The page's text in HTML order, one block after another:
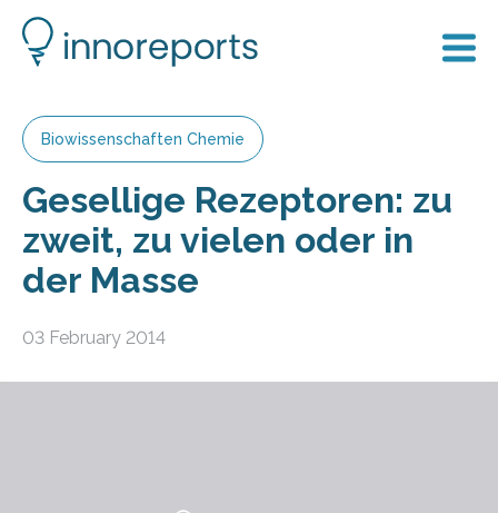
Biowissenschaften Chemie
Gesellige Rezeptoren: zu
zweit, zu vielen oder in
der Masse
03 February 2014